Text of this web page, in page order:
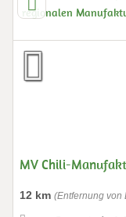
MV Chili-
12 km (Entfernung von